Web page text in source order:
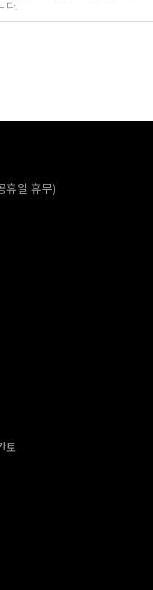
다.
휴일 휴무)
토